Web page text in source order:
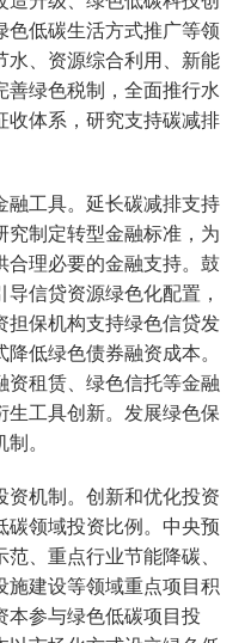
色低碳生活方式推广等领
水、资源综合利用、新能
善绿色税制，全面推行水
收体系，研究支持碳减排
融工具。延长碳减排支持
究制定转型金融标准，为
合理必要的金融支持。鼓
信贷资源绿色化配置，
担保机构支持绿色信贷发
低绿色债券融资成本。
资租赁、绿色信托等金融
生工具创新。发展绿色保
。
资机制。创新和优化投资
碳领域投资比例。中央预
、重点行业节能降碳、
施建设等领域重点项目积
本参与绿色低碳项目投